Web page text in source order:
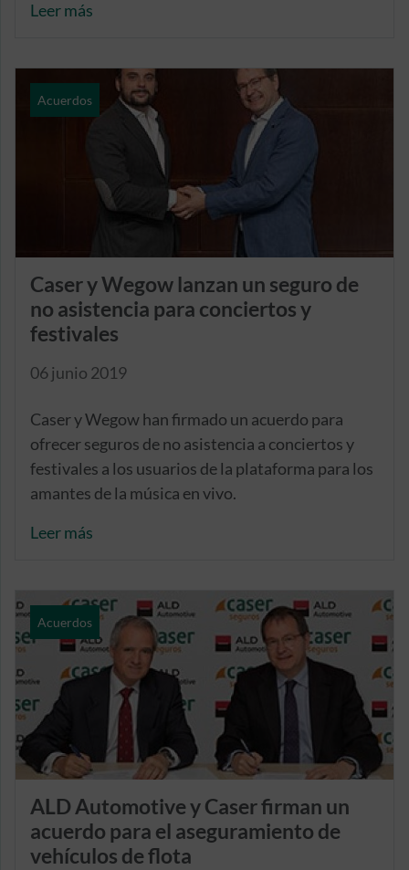
Leer más
Acuerdos
Caser y Wegow lanzan un seguro de
no asistencia para conciertos y
festivales
06 junio 2019
Caser y Wegow han firmado un acuerdo para
ofrecer seguros de no asistencia a conciertos y
festivales a los usuarios de la plataforma para los
amantes de la música en vivo.
Leer más
Acuerdos
ALD Automotive y Caser firman un
acuerdo para el aseguramiento de
vehículos de flota